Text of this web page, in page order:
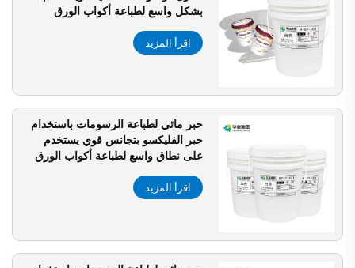
بشكل واسع لطباعة أكواب الورق
اقرأ المزيد
حبر مائي لطباعة الرسومات باستخدام
حبر الفليكسو بتجانس قوي يستخدم
على نطاق واسع لطباعة أكواب الورق
اقرأ المزيد